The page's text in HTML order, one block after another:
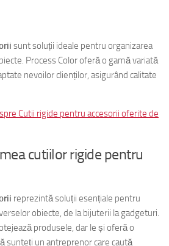
sunt soluții ideale pentru organizarea
Process Color oferă o gamă variată
nevoilor clienților, asigurând calitate
Cutii rigide pentru accesorii oferite de
cutiilor rigide pentru
reprezintă soluții esențiale pentru
obiecte, de la bijuterii la gadgeturi.
produsele, dar le și oferă o
sunteți un antreprenor care caută